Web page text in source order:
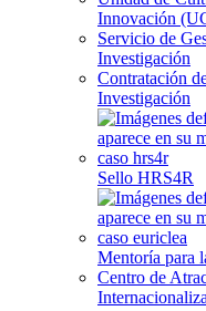
Innovación
Servicio de
Investigación
Contratación
Investigación
Sello HRS4R
Mentoría para
Centro de